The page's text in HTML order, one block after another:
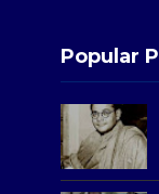
Popular